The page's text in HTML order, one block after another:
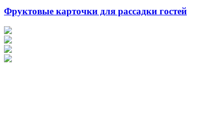
Фруктовые карточки для рассадки гостей